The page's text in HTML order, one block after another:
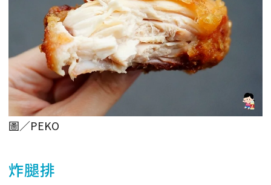
圖／PEKO
炸腿排